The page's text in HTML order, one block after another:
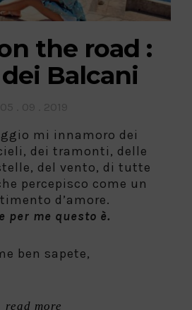
the road :
Balcani
mi innamoro dei
dei tramonti, delle
del vento, di tutte
percepisco come un
d’amore.
per me questo è.
ben sapete,
read more